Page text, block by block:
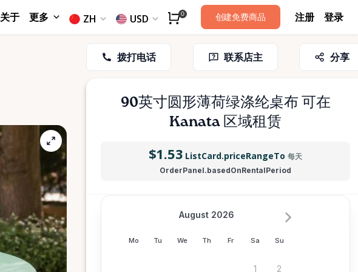
关于 更多 ZH USD 0 创建免费商品 注册 登录
拨打电话 联系店主 分享
90英寸圆形薄荷绿涤纶桌布 可在
Kanata 区域租赁
$1.53 ListCard.priceRangeTo 每天
OrderPanel.basedOnRentalPeriod
Mo Tu We Th Fr Sa Su
August 2026
1 2